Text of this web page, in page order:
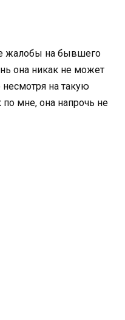
жалобы на бывшего
она никак не может
на такую
мне, она напрочь не